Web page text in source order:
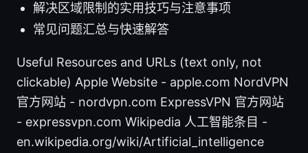
解决区域限制的实用技巧与注意事项
常见问题汇总与快速解答
Useful Resources and URLs (text only, not
clickable) Apple Website - apple.com NordVPN
官方网站 - nordvpn.com ExpressVPN 官方网站
- expressvpn.com Wikipedia 人工智能条目 -
en.wikipedia.org/wiki/Artificial_intelligence